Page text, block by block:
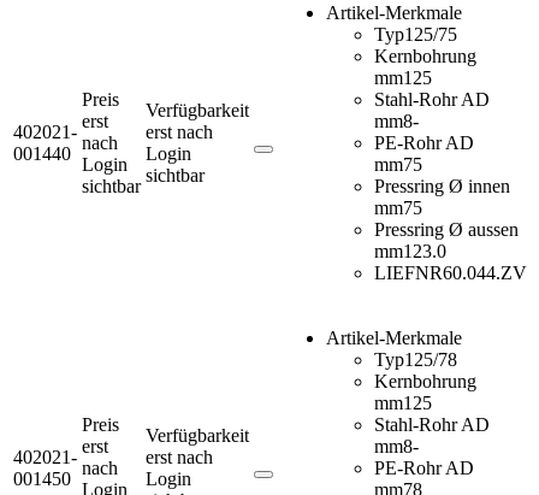
402021-
001440
Preis
erst
nach
Login
sichtbar
Verfügbarkeit
erst nach
Login
sichtbar
Artikel-Merkmale
Typ125/75
Kernbohrung
mm125
Stahl-Rohr AD
mm8-
PE-Rohr AD
mm75
Pressring Ø innen
mm75
Pressring Ø aussen
mm123.0
LIEFNR60.044.ZV
402021-
001450
Preis
erst
nach
Login
Verfügbarkeit
erst nach
Login
Artikel-Merkmale
Typ125/78
Kernbohrung
mm125
Stahl-Rohr AD
mm8-
PE-Rohr AD
mm78